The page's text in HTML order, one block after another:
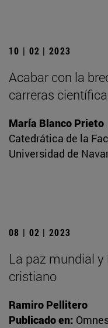
10 | 02 | 2023
Acabar con la
carreras
María Blanco Prieto
Catedrática de la
Universidad de
08 | 02 | 2023
La paz mundial y
cristiano
Ramiro Pellitero
Publicado en: